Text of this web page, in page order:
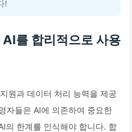
!
를 합리적으로 사용
원과 데이터 처리 능력을 제공
자들은 AI에 의존하여 중요한
의 한계를 인식해야 합니다. 합